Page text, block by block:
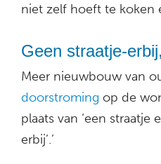
niet zelf hoeft te koken
Geen straatje-
Meer nieuwbouw van
doorstroming op de
plaats van ‘een straatje
erbij’.’